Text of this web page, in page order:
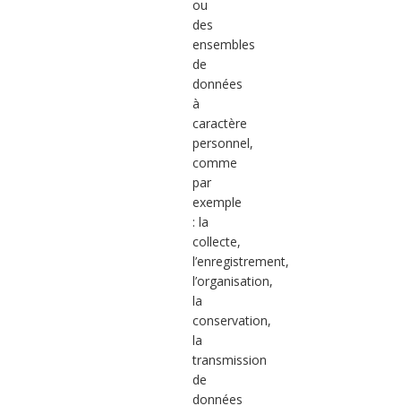
ou
des
ensembles
de
données
à
caractère
personnel,
comme
par
exemple
: la
collecte,
l’enregistrement,
l’organisation,
la
conservation,
la
transmission
de
données